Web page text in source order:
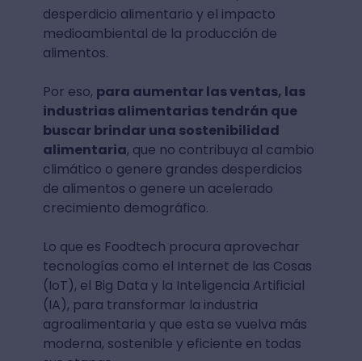
desperdicio alimentario y el impacto
medioambiental de la producción de
alimentos.
Por eso, para aumentar las ventas, las
industrias alimentarias tendrán que
buscar brindar una sostenibilidad
alimentaria, que no contribuya al cambio
climático o genere grandes desperdicios
de alimentos o genere un acelerado
crecimiento demográfico.
Lo que es Foodtech procura aprovechar
tecnologías como el Internet de las Cosas
(IoT), el Big Data y la Inteligencia Artificial
(IA), para transformar la industria
agroalimentaria y que esta se vuelva más
moderna, sostenible y eficiente en todas